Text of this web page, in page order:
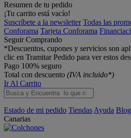
Resumen de tu pedido
¡Tu carrito está vacío!
Suscríbete a la newsletter Todas las
Conforama Tarjeta Conforama
Seguir Comprando
*Descuentos, cupones y servicios son
clic en Tramitar Pedido para ver estos
Pago 100% seguro
Total con descuento (IVA incluido*)
Ir Al Carrito
Estado de mi pedido Tiendas Ayuda Blog
Canarias